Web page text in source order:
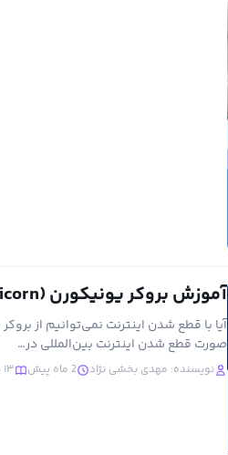
آموزش بروکر یونیکورن (Unicorn) از ثبت نام تا ترید
آیا با قطع شدن اینترنت نمی‌توانیم از
صورت قطع شدن اینترنت بین‌المللی در…
نویسنده: مهدی بخشی نژاد 2 ماه پیش ۱۳ دقیقه مطالعه